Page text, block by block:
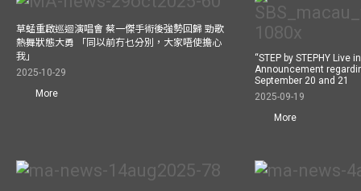
草蜢重啟巡迴演唱會 蔡一傑手術後強勢回歸 勁歌
熱舞狀態大勇 「同以前冇乜分別，大家唔使擔心
我」
2025-10-29
More
“STEP by STEPHY Live
Announcement
September 20 and 21
2025-09-19
More